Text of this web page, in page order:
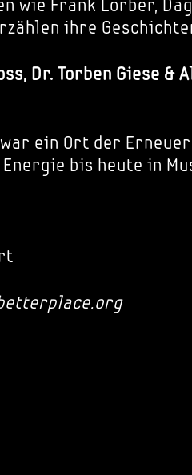
wie Frank Lorber, Dag
ihre
Dr. Torben Giese &
war ein Ort der
bis heute in